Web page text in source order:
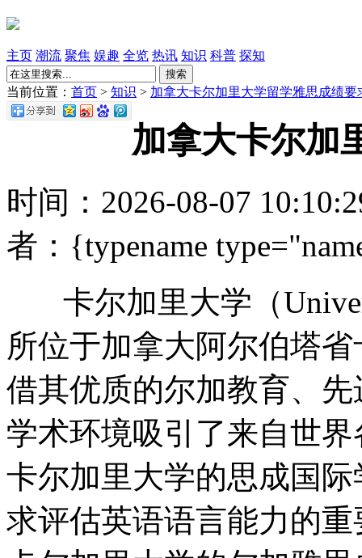
主页 潮流 聚焦 娱趣 全览 热讯 知识 科普 探知
搜索
当前位置： 首页 > 知识 > 加拿大卡尔加里大学留学雅思成绩要
加拿大卡尔加
时间：2026-08-07
者：{typename
卡尔加里大学（
所位于加拿大阿尔伯塔
借其优质的尔加教育、
学术环境吸引了来自世
卡尔加里大学的思成国
求评估英语语言能力的